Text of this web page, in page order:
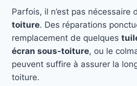
Parfois, il n’est pas nécessaire
toiture. Des réparations
remplacement de quelques
écran sous-toiture, ou le
peuvent suffire à assurer la
toiture.